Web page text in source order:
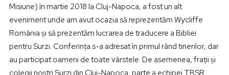
Misiune) în martie 2018 la Cluj-Napoca, a fost un alt
eveniment unde am avut ocazia să reprezentăm Wycliffe
România și să prezentăm lucrarea de traducere a Bibliei
pentru Surzi. Conferința s-a adresat în primul rând tinerilor, dar
au participat oameni de toate vârstele. De asemenea, frații și